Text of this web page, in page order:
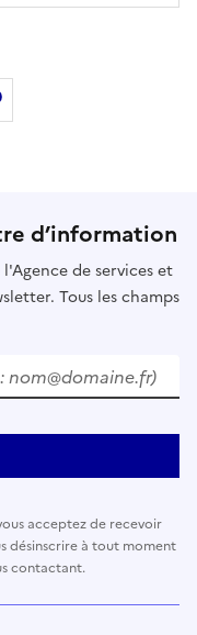
par email
d’information
de services et
Tous les champs
acceptez de recevoir
désinscrire à tout moment
contactant.